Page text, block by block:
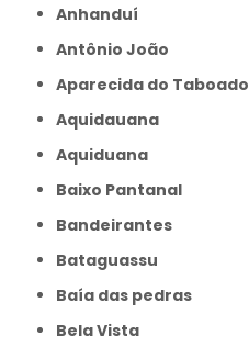
Anhanduí
Antônio João
Aparecida do Taboado
Aquidauana
Aquiduana
Baixo Pantanal
Bandeirantes
Bataguassu
Baía das pedras
Bela Vista